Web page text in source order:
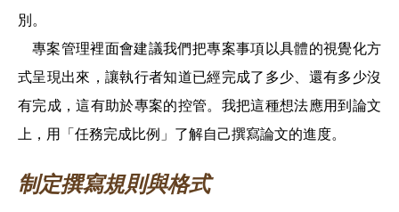
別。
專案管理裡面會建議我們把專案事項以具體的視覺化方
式呈現出來，讓執行者知道已經完成了多少、還有多少沒
有完成，這有助於專案的控管。我把這種想法應用到論文
上，用「任務完成比例」了解自己撰寫論文的進度。
制定撰寫規則與格式